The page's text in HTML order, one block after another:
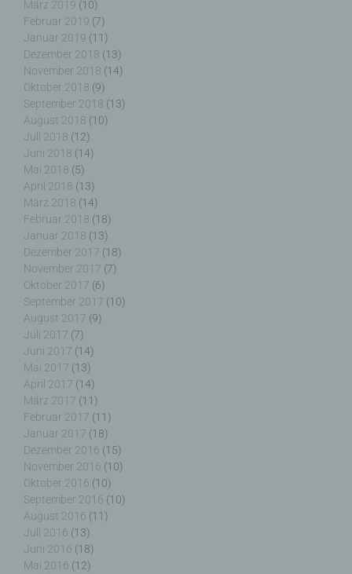
März 2019 (10)
Februar 2019 (7)
Januar 2019 (11)
Dezember 2018 (13)
November 2018 (14)
Oktober 2018 (9)
September 2018 (13)
August 2018 (10)
Juli 2018 (12)
Juni 2018 (14)
Mai 2018 (5)
April 2018 (13)
März 2018 (14)
Februar 2018 (18)
Januar 2018 (13)
Dezember 2017 (18)
November 2017 (7)
Oktober 2017 (6)
September 2017 (10)
August 2017 (9)
Juli 2017 (7)
Juni 2017 (14)
Mai 2017 (13)
April 2017 (14)
März 2017 (11)
Februar 2017 (11)
Januar 2017 (18)
Dezember 2016 (15)
November 2016 (10)
Oktober 2016 (10)
September 2016 (10)
August 2016 (11)
Juli 2016 (13)
Juni 2016 (18)
Mai 2016 (12)
f) Pseudonymisierung
Pseudonymisierung ist die Verarbeitung
personenbezogener Daten in einer Weise, auf
welche die personenbezogenen Daten ohne
Hinzuziehung zusätzlicher Informationen nicht
mehr einer spezifischen betroffenen Person
zugeordnet werden können, sofern diese
zusätzlichen Informationen gesondert aufbewahrt
werden und technischen und organisatorischen
Maßnahmen unterliegen, die gewährleisten, dass
die personenbezogenen Daten nicht einer
identifizierten oder identifizierbaren natürlichen
Person zugewiesen werden.
g) Verantwortlicher oder für die Verarbeitung
Verantwortlicher
Verantwortlicher oder für die Verarbeitung
Verantwortlicher ist die natürliche oder juristische
Person, Behörde, Einrichtung oder andere Stelle,
die allein oder gemeinsam mit anderen über die
Zwecke und Mittel der Verarbeitung von
personenbezogenen Daten entscheidet. Sind die
Zwecke und Mittel dieser Verarbeitung durch das
Unionsrecht oder das Recht der Mitgliedstaaten
vorgegeben, so kann der Verantwortliche
beziehungsweise können die bestimmten Kriterien
seiner Benennung nach dem Unionsrecht oder
dem Recht der Mitgliedstaaten vorgesehen
werden.